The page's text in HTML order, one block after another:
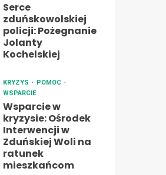
Serce
zduńskowolskiej
policji: Pożegnanie
Jolanty
Kochelskiej
KRYZYS
POMOC
WSPARCIE
Wsparcie w
kryzysie: Ośrodek
Interwencji w
Zduńskiej Woli na
ratunek
mieszkańcom